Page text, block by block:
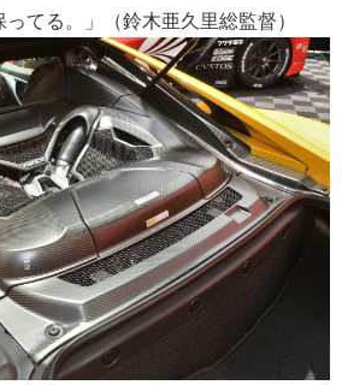
てる。」（鈴木亜久里総監督）